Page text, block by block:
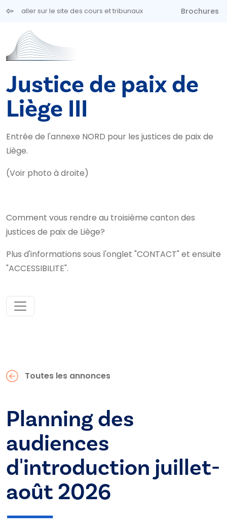
Aller au contenu principal
aller sur le site des cours et tribunaux Brochures
Justice de paix de
Liège III
Entrée de l'annexe NORD pour les justices de paix de
Liège.
(Voir photo à droite)
Comment vous rendre au troisième canton des
justices de paix de Liège?
Plus d'informations sous l'onglet "CONTACT" et ensuite
"ACCESSIBILITE".
Toutes les annonces
Planning des
audiences
d'introduction juillet-
août 2026